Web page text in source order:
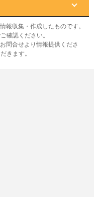
報収集・作成したものです。
確認ください。
問合せより情報提供くださ
きます。